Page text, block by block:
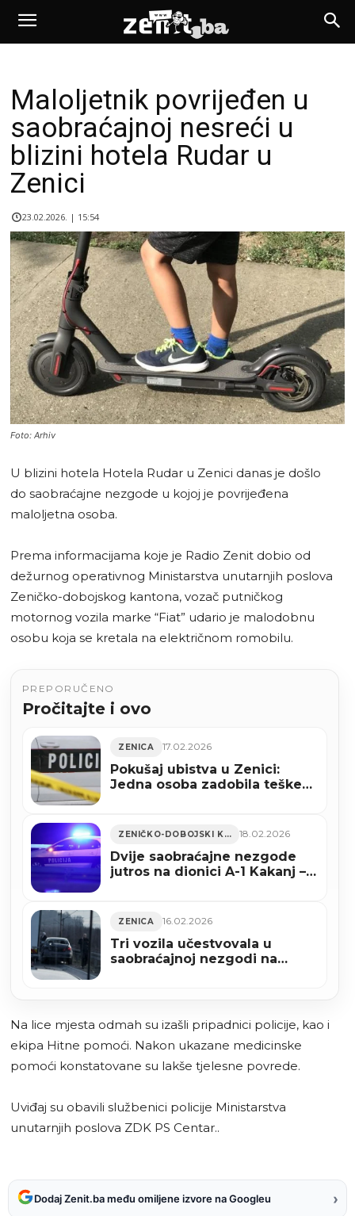
Maloljetnik povrijeđen u
saobraćajnoj nesreći u
blizini hotela Rudar u
Zenici
23.02.2026. | 15:54
Foto: Arhiv
U blizini hotela Hotela Rudar u Zenici danas je došlo
do saobraćajne nezgode u kojoj je povrijeđena
maloljetna osoba.
Prema informacijama koje je Radio Zenit dobio od
dežurnog operativnog Ministarstva unutarnjih poslova
Zeničko-dobojskog kantona, vozač putničkog
motornog vozila marke “Fiat” udario je malodobnu
osobu koja se kretala na električnom romobilu.
PREPORUČENO
Pročitajte i ovo
ZENICA 17.02.2026
Pokušaj ubistva u Zenici:
Jedna osoba zadobila teške
ZENIČKO-DOBOJSKI KANTON 18.02.2026
Dvije saobraćajne nezgode
jutros na dionici A-1 Kakanj –
ZENICA 16.02.2026
Tri vozila učestvovala u
saobraćajnoj nezgodi na
Na lice mjesta odmah su izašli pripadnici policije, kao i
ekipa Hitne pomoći. Nakon ukazane medicinske
pomoći konstatovane su lakše tjelesne povrede.
Uviđaj su obavili službenici policije Ministarstva
unutarnjih poslova ZDK PS Centar..
Dodaj Zenit.ba među omiljene izvore na Googleu ›